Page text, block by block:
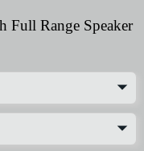
Full Range Speaker